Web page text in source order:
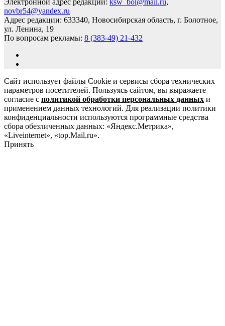
Электронной адрес редакции: ksw_bol@mail.ru,
novbr54@yandex.ru
Адрес редакции: 633340, Новосибирская область, г. Болотное,
ул. Ленина, 19
По вопросам рекламы: 8 (383-49) 21-432
Сайт использует файлы Cookie и сервисы сбора технических
параметров посетителей. Пользуясь сайтом, вы выражаете
согласие с политикой обработки персональных данных и
применением данных технологий. Для реализации политики
конфиденциальности используются программные средства
сбора обезличенных данных: «Яндекс.Метрика»,
«Liveinternet», «top.Mail.ru».
Принять